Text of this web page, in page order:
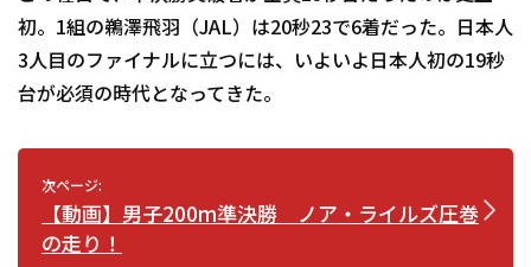
初。1組の鵜澤飛羽（JAL）は20秒23で6着だった。日本人
3人目のファイナルに立つには、いよいよ日本人初の19秒
台が必須の時代となってきた。
次ページ:
【動画】男子200m準決勝 ノア・ライルズ圧巻
の走り！